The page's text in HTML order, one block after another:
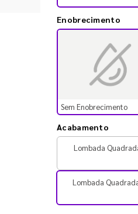
Enobrecimento
Sem Enobrecimento
Acabamento
Lombada
Lombada